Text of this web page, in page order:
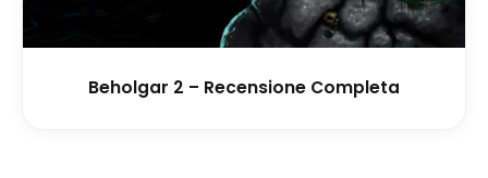
Beholgar 2 – Recensione Completa